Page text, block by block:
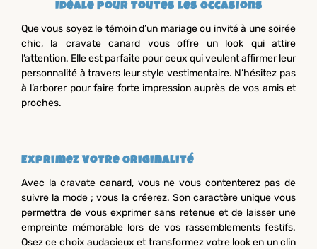
Idéale pour Toutes les Occasions
Que vous soyez le témoin d’un mariage ou invité à une soirée
chic, la cravate canard vous offre un look qui attire
l’attention. Elle est parfaite pour ceux qui veulent affirmer leur
personnalité à travers leur style vestimentaire. N’hésitez pas
à l’arborer pour faire forte impression auprès de vos amis et
proches.
Exprimez Votre Originalité
Avec la cravate canard, vous ne vous contenterez pas de
suivre la mode ; vous la créerez. Son caractère unique vous
permettra de vous exprimer sans retenue et de laisser une
empreinte mémorable lors de vos rassemblements festifs.
Osez ce choix audacieux et transformez votre look en un clin